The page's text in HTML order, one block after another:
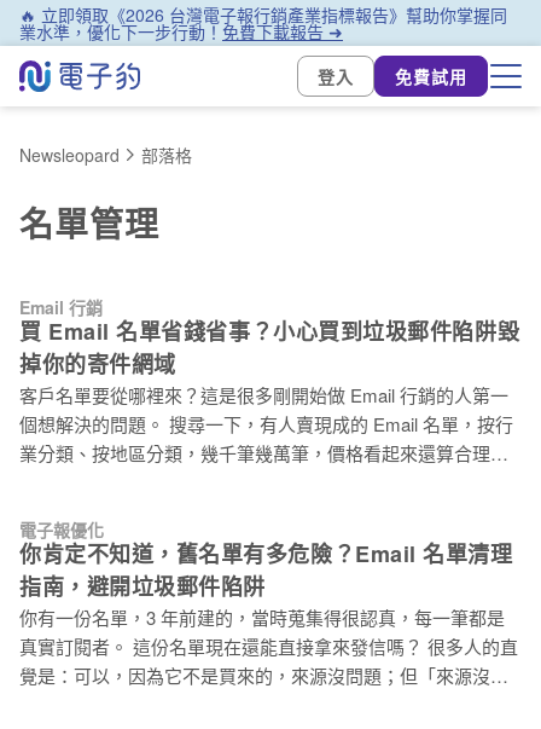
🔥 立即領取《2026 台灣電子報行銷產業指標報告》幫助你掌握同
業水準，優化下一步行動！免費下載報告 ➜
登入
免費試用
Newsleopard 部落格
名單管理
Email 行銷
買 Email 名單省錢省事？小心買到垃圾郵件陷阱毀
掉你的寄件網域
客戶名單要從哪裡來？這是很多剛開始做 Email 行銷的人第一
個想解決的問題。 搜尋一下，有人賣現成的 Email 名單，按行
業分類、按地區分類，幾千筆幾萬筆，價格看起來還算合理。
效，更可能讓你的寄件網域被列入黑名單，影響往後每一封信
的到達率，還包括那些真正有意願看你信件的人。 「買名單就
能快速起跑」是 Email 行銷最危險的迷思 這個邏輯在十幾年前
或許說得通：名單數量夠大，多少能碰到幾個有興趣的人，廣
撒網，總會有魚上鉤。 但現在的 Email 收件環境已經完全不一
樣了。 Gmail、Yahoo、Outlook 這些主流信箱服務商，對寄件
電子報優化
你肯定不知道，舊名單有多危險？Email 名單清理
指南，避開垃圾郵件陷阱
你有一份名單，3 年前建的，當時蒐集得很認真，每一筆都是
真實訂閱者。 這份名單現在還能直接拿來發信嗎？ 很多人的直
覺是：可以，因為它不是買來的，來源沒問題；但「來源沒問